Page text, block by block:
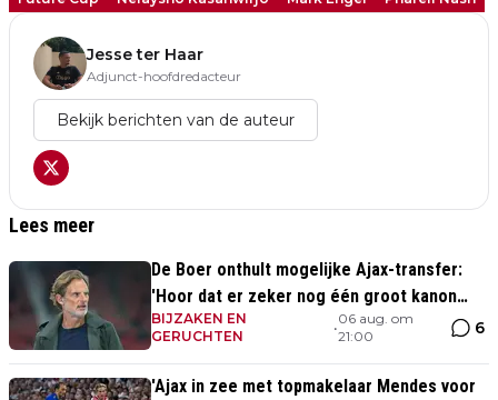
Jesse ter Haar
Adjunct-hoofdredacteur
Bekijk berichten van de auteur
Lees meer
De Boer onthult mogelijke Ajax-transfer:
'Hoor dat er zeker nog één groot kanon
aankomt'
BIJZAKEN EN
GERUCHTEN
•
06 aug. om
21:00
6
'Ajax in zee met topmakelaar Mendes voor